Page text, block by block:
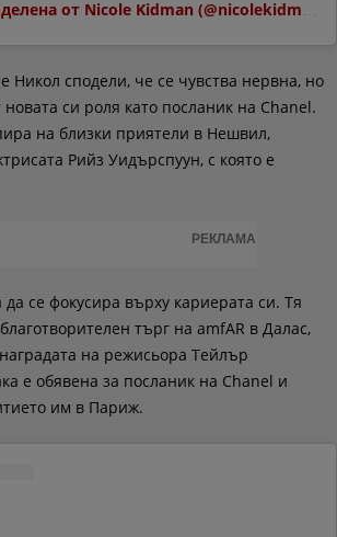
Публикация, споделена от Nicole Kidman (@nicolekidman)
Никол сподели, че се чувства нервна, но
си роля като посланик на Chanel.
на близки приятели в Нешвил,
Рийз Уидърспуун, с която е
РЕКЛАМА
се фокусира върху кариерата си. Тя
търг на amfAR в Далас,
на режисьора Тейлър
е обявена за посланик на Chanel и
им в Париж.